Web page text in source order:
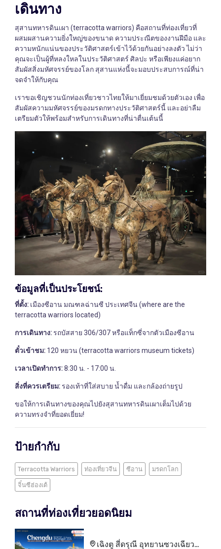
เดินทาง
สุสานทหารดินเผา (terracotta warriors) คือสถานที่ท่องเที่ยวที่
ผสมผสานความยิ่งใหญ่ของขนาด ความประณีตของงานฝีมือ และ
ความหนักแน่นของประวัติศาสตร์เข้าไว้ด้วยกันอย่างลงตัว ไม่ว่า
คุณจะเป็นผู้ที่หลงใหลในประวัติศาสตร์ ศิลปะ หรือเพียงแค่อยาก
สัมผัสสิ่งมหัศจรรย์ของโลก สุสานแห่งนี้จะมอบประสบการณ์ที่น่า
จดจำให้กับคุณ
เราขอเชิญชวนนักท่องเที่ยวชาวไทยให้มาเยี่ยมชมด้วยตัวเอง เพื่อ
สัมผัสความมหัศจรรย์ของมรดกทางประวัติศาสตร์นี้ และอย่าลืม
เตรียมตัวให้พร้อมสำหรับการเดินทางที่น่าตื่นเต้นนี้
ข้อมูลที่เป็นประโยชน์:
ที่ตั้ง: เมืองซีอาน มณฑลฉ่านซี ประเทศจีน (where are the
terracotta warriors located)
การเดินทาง: รถบัสสาย 306/307 หรือแท็กซี่จากตัวเมืองซีอาน
ตั๋วเข้าชม: 120 หยวน (terracotta warriors museum tickets)
เวลาเปิดทำการ:8:30 น. - 17:00 น.
สิ่งที่ควรเตรียม: รองเท้าที่ใส่สบาย น้ำดื่ม และกล้องถ่ายรูป
ขอให้การเดินทางของคุณไปยังสุสานทหารดินเผาเต็มไปด้วย
ความทรงจำที่ยอดเยี่ยม!
ป้ายกำกับ
Terracotta Warriors ท่องเที่ยวจีน ซีอาน มรดกโลก
จิ๋นซีฮ่องเต้
สถานที่ท่องเที่ยวยอดนิยม
เฉิงตู สี่ดรุณี อุทยานซวงเฉียว